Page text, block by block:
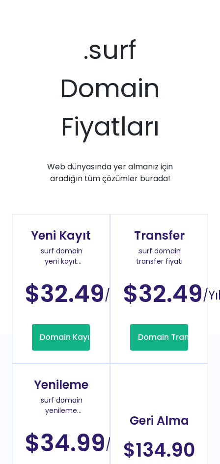
.surf
Domain
Fiyatları
Web dünyasında yer almanız için
aradığın tüm çözümler burada!
Yeni Kayıt
.surf domain
yeni kayıt
$32.49/Yıl
Domain Kayıt
Transfer
.surf domain
transfer fiyatı
$32.49/
Domain Transfer
Yenileme
.surf domain
yenileme
$34.99/Yıl
Geri Alma
$134.90